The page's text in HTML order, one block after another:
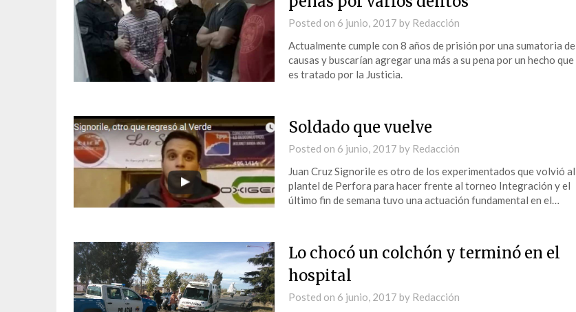
Posted on 6 junio, 2017 by Redacción
Actualmente cumple con 8 años de prisión por una sumatoria de
causas y buscarían agregar una más a su pena por un hecho que
es tratado por la Justicia.
Soldado que vuelve
Posted on 6 junio, 2017 by Redacción
Juan Cruz Signorile es otro de los experimentados que volvió al
plantel de Perfora para hacer frente al torneo Integración y el
último fin de semana tuvo una actuación fundamental en el…
Lo chocó un colchón y terminó en el
hospital
Posted on 6 junio, 2017 by Redacción